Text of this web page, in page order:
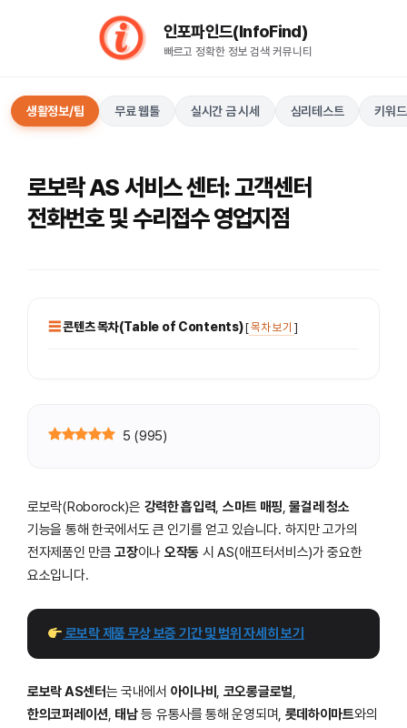
인포파인드(InfoFind)​​​​
빠르고 정확한 정보 검색 커뮤니티
생활정보/팁 무료 웹툴 실시간 금 시세 심리테스트 키워
로보락 AS 서비스 센터: 고객센터
전화번호 및 수리접수 영업지점
콘텐츠 목차(Table of Contents)[목차 보기 ]
5 (995)
로보락(Roborock)은 강력한 흡입력, 스마트 매핑,물걸레 청소
기능을 통해 한국에서도 큰 인기를 얻고 있습니다. 하지만 고가의
전자제품인 만큼고장이나 오작동시 AS(애프터서비스)가 중요한
요소입니다.
로보락 제품 무상 보증 기간 및 범위 자세히 보기
로보락 AS센터는 국내에서 아이나비 , 코오롱글로벌,
한의코퍼레이션, 태남등 유통사를 통해 운영되며, 롯데하이마트와의